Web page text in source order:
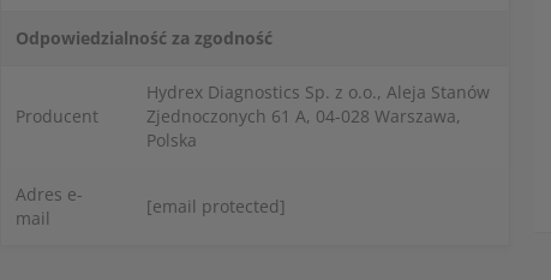
Odpowiedzialność za zgodność
Producent
Hydrex Diagnostics Sp. z o.o., Aleja Stanów
Zjednoczonych 61 A, 04-028 Warszawa,
Polska
Adres e-
mail
[email protected]